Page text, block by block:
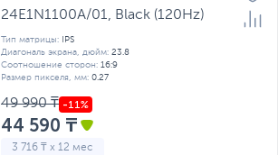
24E1N1100A/01, Black (120Hz)
Тип матрицы:
IPS
Диагональ экрана, дюйм: 23.8
Соотношение сторон: 16:9
Размер пикселя, мм: 0.27
49 990 ₸
44 590 ₸
3 716 ₸ x 12 мес